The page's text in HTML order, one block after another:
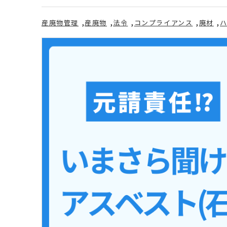
産廃物管理 産廃物 法令 コンプライアンス 廃材